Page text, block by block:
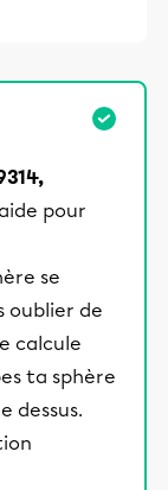
pour
se
oublier de
calcule
ta sphère
dessus.